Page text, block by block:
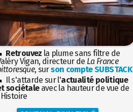
Retrouvez la plume sans filtre de
Vigan, directeur de La France
, surson compte SUBSTACK
Il s'attarde sur l'actualité politique
sociétaleavec la hauteur de vue de